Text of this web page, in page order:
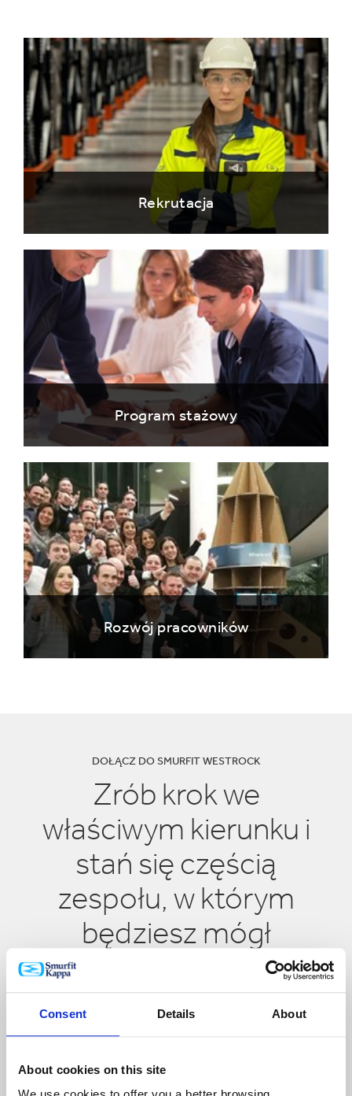
Consent Details About
About cookies on this site
Rekrutacja
Program stażowy
Rozwój pracowników
DOŁĄCZ DO SMURFIT WESTROCK
Zrób krok we
właściwym kierunku i
stań się częścią
zespołu, w którym
będziesz mógł
rozwijać swoje
kompetencje.